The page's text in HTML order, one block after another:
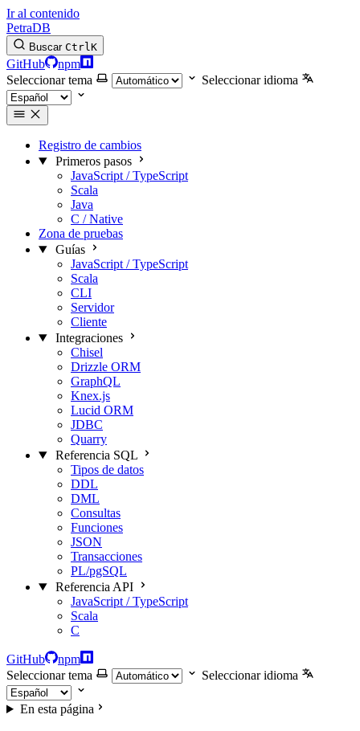
Ir al contenido
PetraDB
Buscar CtrlK
GitHub
npm
Seleccionar tema
Seleccionar idioma
Registro de cambios
Primeros pasos
JavaScript / TypeScript
Scala
Java
C / Native
Zona de pruebas
Guías
JavaScript / TypeScript
Scala
CLI
Servidor
Cliente
Integraciones
Chisel
Drizzle ORM
GraphQL
Knex.js
Lucid ORM
JDBC
Quarry
Referencia SQL
Tipos de datos
DDL
DML
Consultas
Funciones
JSON
Transacciones
PL/pgSQL
Referencia API
JavaScript / TypeScript
Scala
C
GitHub
npm
Seleccionar tema
Seleccionar idioma
En esta página